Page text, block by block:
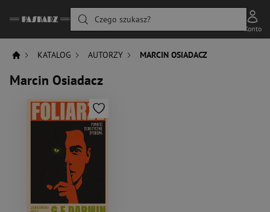
Czego szukasz?
Konto
KATALOG AUTORZY MARCIN OSIADACZ
Marcin Osiadacz